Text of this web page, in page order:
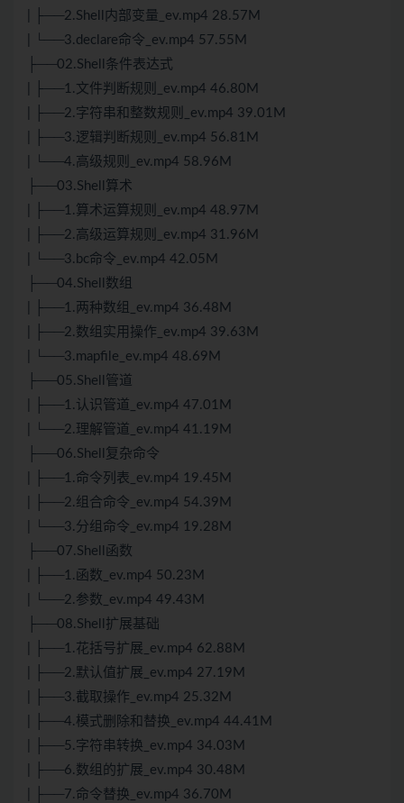
| ├──2.Shell内部变量_ev.mp4 28.57M
| └──3.declare命令_ev.mp4 57.55M
├──02.Shell条件表达式
| ├──1.文件判断规则_ev.mp4 46.80M
| ├──2.字符串和整数规则_ev.mp4 39.01M
| ├──3.逻辑判断规则_ev.mp4 56.81M
| └──4.高级规则_ev.mp4 58.96M
├──03.Shell算术
| ├──1.算术运算规则_ev.mp4 48.97M
| ├──2.高级运算规则_ev.mp4 31.96M
| └──3.bc命令_ev.mp4 42.05M
├──04.Shell数组
| ├──1.两种数组_ev.mp4 36.48M
| ├──2.数组实用操作_ev.mp4 39.63M
| └──3.mapfile_ev.mp4 48.69M
├──05.Shell管道
| ├──1.认识管道_ev.mp4 47.01M
| └──2.理解管道_ev.mp4 41.19M
├──06.Shell复杂命令
| ├──1.命令列表_ev.mp4 19.45M
| ├──2.组合命令_ev.mp4 54.39M
| └──3.分组命令_ev.mp4 19.28M
├──07.Shell函数
| ├──1.函数_ev.mp4 50.23M
| └──2.参数_ev.mp4 49.43M
├──08.Shell扩展基础
| ├──1.花括号扩展_ev.mp4 62.88M
| ├──2.默认值扩展_ev.mp4 27.19M
| ├──3.截取操作_ev.mp4 25.32M
| ├──4.模式删除和替换_ev.mp4 44.41M
| ├──5.字符串转换_ev.mp4 34.03M
| ├──6.数组的扩展_ev.mp4 30.48M
| ├──7.命令替换_ev.mp4 36.70M